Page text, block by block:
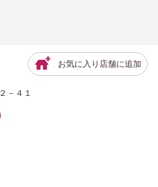
お気に入り店舗に追加
－４１